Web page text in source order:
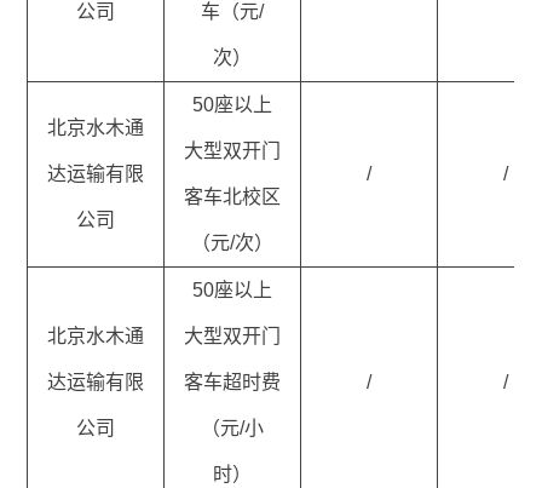
公司 车（元/
次）
北京水木通
达运输有限
公司
50座以上
大型双开门
客车北校区
（元/次）
/ /
北京水木通
达运输有限
公司
50座以上
大型双开门
客车超时费
（元/小
时）
/ /